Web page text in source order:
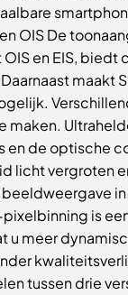
OIS De
en EIS,
maakt
maken.
en de optische
licht vergroten
is
u meer
tussen drie